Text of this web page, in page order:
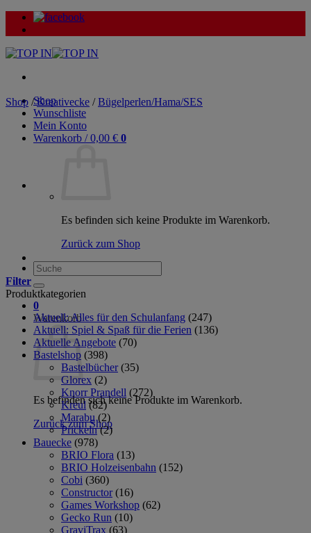
Zum
Inhalt
Shop
Wunschliste
Mein Konto
Warenkorb /0,00 € 0
Es befinden sich keine Produkte im Warenkorb.
Zurück zum Shop
Suche
nach:
0
Warenkorb
Es befinden sich keine Produkte im Warenkorb.
Zurück zum Shop
Shop / Kreativecke / Bügelperlen/Hama/SES
Filter
Produktkategorien
Aktuell: Alles für den Schulanfang (247)
Aktuell: Spiel & Spaß für die Ferien (136)
Aktuelle Angebote (70)
Bastelshop (398)
Bastelbücher (35)
Glorex (2)
Knorr Prandell (272)
Kreul (82)
Marabu (2)
Prickeln (2)
Bauecke (978)
BRIO Flora (13)
BRIO Holzeisenbahn (152)
Cobi (360)
Constructor (16)
Games Workshop (62)
Gecko Run (10)
GraviTrax (63)